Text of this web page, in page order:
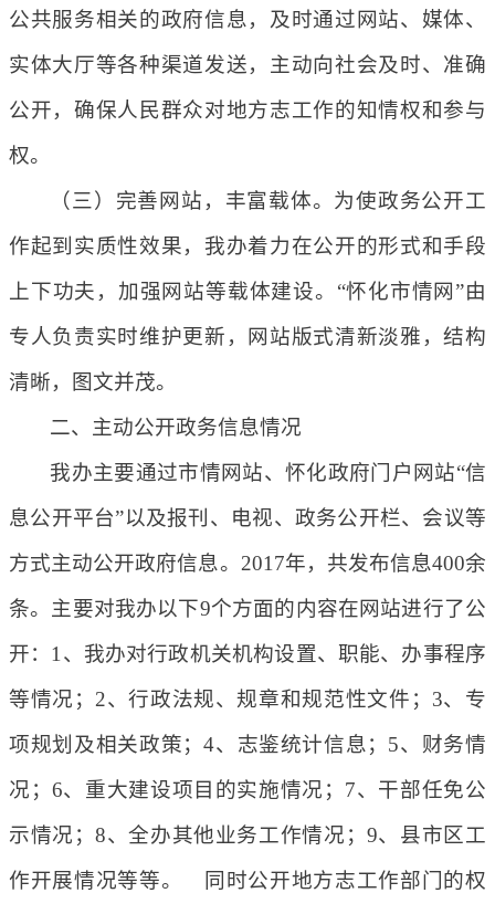
公共服务相关的政府信息，及时通过网站、媒体、
实体大厅等各种渠道发送，主动向社会及时、准确
公开，确保人民群众对地方志工作的知情权和参与
权。
（三）完善网站，丰富载体。为使政务公开工
作起到实质性效果，我办着力在公开的形式和手段
上下功夫，加强网站等载体建设。“怀化市情网”由
专人负责实时维护更新，网站版式清新淡雅，结构
清晰，图文并茂。
二、主动公开政务信息情况
我办主要通过市情网站、怀化政府门户网站“信
息公开平台”以及报刊、电视、政务公开栏、会议等
方式主动公开政府信息。2017年，共发布信息400余
条。主要对我办以下9个方面的内容在网站进行了公
开：1、我办对行政机关机构设置、职能、办事程序
等情况；2、行政法规、规章和规范性文件；3、专
项规划及相关政策；4、志鉴统计信息；5、财务情
况；6、重大建设项目的实施情况；7、干部任免公
示情况；8、全办其他业务工作情况；9、县市区工
作开展情况等等。 同时公开地方志工作部门的权